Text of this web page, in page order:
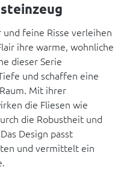
feine Risse verleihen
ihre warme, wohnliche
dieser Serie
und schaffen eine
Mit ihrer
die Fliesen wie
die Robustheit und
Design passt
und vermittelt ein